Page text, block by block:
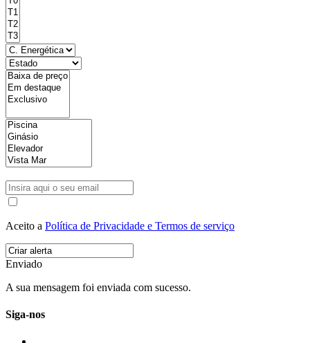
Aceito a Política de Privacidade e Termos de serviço
Enviado
A sua mensagem foi enviada com sucesso.
Siga-nos